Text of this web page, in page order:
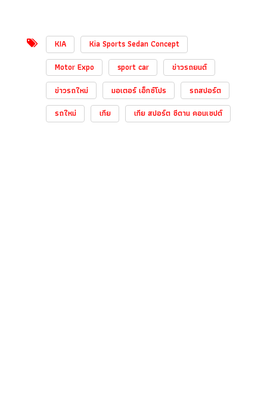
KIA
Kia Sports Sedan Concept
Motor Expo
sport car
ข่าวรถยนต์
ข่าวรถใหม่
มอเตอร์ เอ็กซ์โปร
รถสปอร์ต
รถใหม่
เกีย เกีย สปอร์ต ซีดาน คอนเซปต์